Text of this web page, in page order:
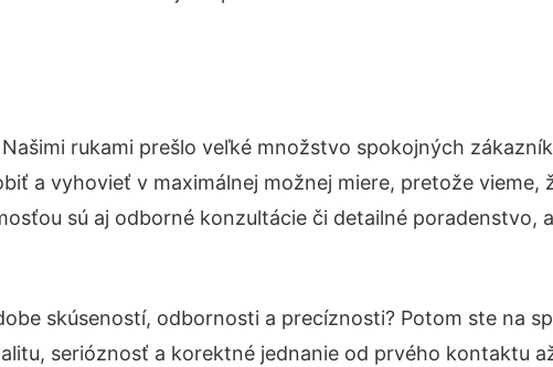
rukami prešlo veľké množstvo spokojných
a vyhovieť v maximálnej možnej miere, pretože vieme,
sú aj odborné konzultácie či detailné poradenstvo,
skúseností, odbornosti a precíznosti? Potom ste na
serióznosť a korektné jednanie od prvého kontaktu